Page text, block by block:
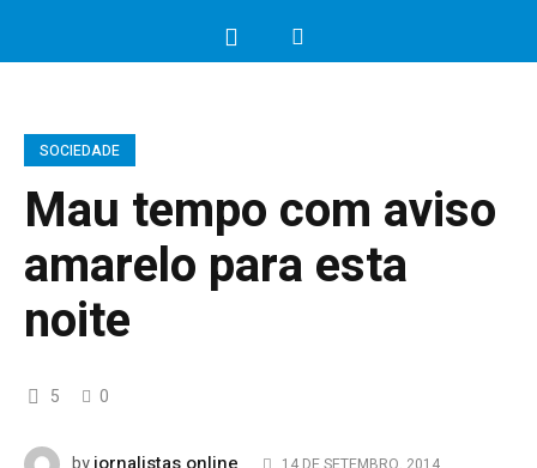
SOCIEDADE
Mau tempo com aviso
amarelo para esta
noite
5 0